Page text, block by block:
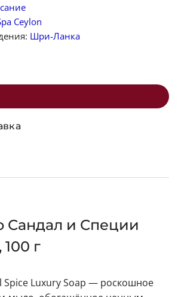
Ceylon
Шри-Ланка
и Специи
100 г
Spice Luxury Soap — роскошное